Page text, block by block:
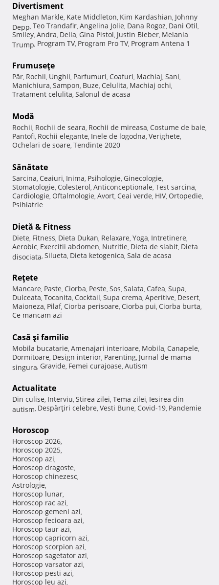
Divertisment
Meghan Markle, Kate Middleton, Kim Kardashian, Johnny
Depp, Teo Trandafir, Angelina Jolie, Dana Rogoz, Dani Otil,
Smiley, Andra, Delia, Gina Pistol, Justin Bieber, Melania
Trump, Program TV, Program Pro TV, Program Antena 1
Frumuseţe
Păr, Rochii, Unghii, Parfumuri, Coafuri, Machiaj, Sani,
Manichiura, Sampon, Buze, Celulita, Machiaj ochi,
Tratament celulita, Salonul de acasa
Modă
Rochii, Rochii de seara, Rochii de mireasa, Costume de baie,
Pantofi, Rochii elegante, Inele de logodna, Verighete,
Ochelari de soare, Tendinte 2020
Sănătate
Sarcina, Ceaiuri, Inima, Psihologie, Ginecologie,
Stomatologie, Colesterol, Anticonceptionale, Test sarcina,
Cardiologie, Oftalmologie, Avort, Ceai verde, HIV, Ortopedie,
Psihiatrie
Dietă & Fitness
Diete, Fitness, Dieta Dukan, Relaxare, Yoga, Intretinere,
Aerobic, Exercitii abdomen, Nutritie, Dieta de slabit, Dieta
disociata, Silueta, Dieta ketogenica, Sala de acasa
Reţete
Mancare, Paste, Ciorba, Peste, Sos, Salata, Cafea, Supa,
Dulceata, Tocanita, Cocktail, Supa crema, Aperitive, Desert,
Maioneza, Pilaf, Ciorba perisoare, Ciorba pui, Ciorba burta,
Ce mancam azi
Casă şi familie
Mobila bucatarie, Amenajari interioare, Mobila, Canapele,
Dormitoare, Design interior, Parenting, Jurnal de mama
singura, Gravide, Femei curajoase, Autism
Actualitate
Din culise, Interviu, Stirea zilei, Tema zilei, Iesirea din
autism, Despărţiri celebre, Vesti Bune, Covid-19, Pandemie
Horoscop
Horoscop 2026,
Horoscop 2025,
Horoscop azi,
Horoscop dragoste,
Horoscop chinezesc,
Astrologie,
Horoscop lunar,
Horoscop rac azi,
Horoscop gemeni azi,
Horoscop fecioara azi,
Horoscop taur azi,
Horoscop capricorn azi,
Horoscop scorpion azi,
Horoscop sagetator azi,
Horoscop varsator azi,
Horoscop pesti azi,
Horoscop leu azi,